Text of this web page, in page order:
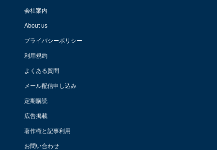
会社案内
About us
プライバシーポリシー
利用規約
よくある質問
メール配信申し込み
定期購読
広告掲載
著作権と記事利用
お問い合わせ